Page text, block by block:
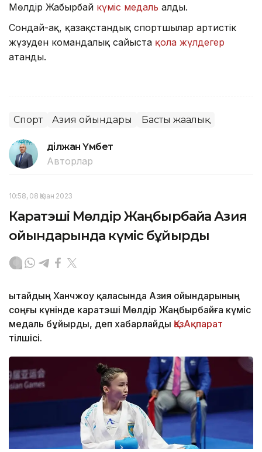
Мөлдір Жаңбырбай күміс медаль алды.
Сондай-ақ, қазақстандық спортшылар артистік
жүзуден командалық сайыста қола жүлдегер
атанды.
Спорт Азия ойындары Басты жаңалық
Әділжан Үмбет
Авторлар
10:58, 08 Қазан 2023
Каратэші Мөлдір Жаңбырбайға Азия
ойындарында күміс бұйырды
Қытайдың Ханчжоу қаласында Азия ойындарының
соңғы күнінде каратэші Мөлдір Жаңбырбайға күміс
медаль бұйырды, деп хабарлайды ҚазАқпарат
тілшісі.